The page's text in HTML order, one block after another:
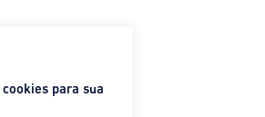
para sua